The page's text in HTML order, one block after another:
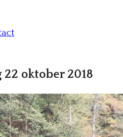
oktober 2018